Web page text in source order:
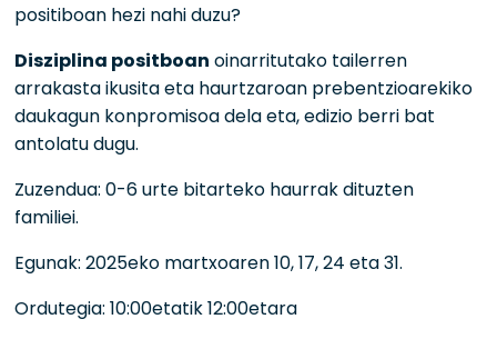
positiboan hezi nahi duzu?
Disziplina positboan oinarritutako tailerren
arrakasta ikusita eta haurtzaroan prebentzioarekiko
daukagun konpromisoa dela eta, edizio berri bat
antolatu dugu.
Zuzendua: 0-6 urte bitarteko haurrak dituzten
familiei.
Egunak: 2025eko martxoaren 10, 17, 24 eta 31.
Ordutegia: 10:00etatik 12:00etara